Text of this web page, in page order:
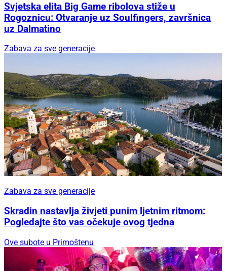
Svjetska elita Big Game ribolova stiže u
Rogoznicu: Otvaranje uz Soulfingers, završnica
uz Dalmatino
Zabava za sve generacije
Zabava za sve generacije
Skradin nastavlja živjeti punim ljetnim ritmom:
Pogledajte što vas očekuje ovog tjedna
Ove subote u Primoštenu